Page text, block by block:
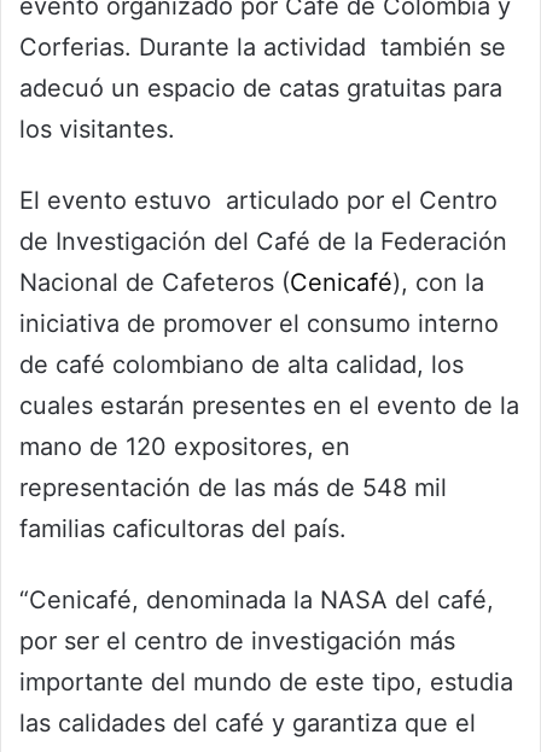
evento organizado por Café de Colombia y
Corferias. Durante la actividad también se
adecuó un espacio de catas gratuitas para
los visitantes.
El evento estuvo articulado por el Centro
de Investigación del Café de la Federación
Nacional de Cafeteros (Cenicafé), con la
iniciativa de promover el consumo interno
de café colombiano de alta calidad, los
cuales estarán presentes en el evento de la
mano de 120 expositores, en
representación de las más de 548 mil
familias caficultoras del país.
“Cenicafé, denominada la NASA del café,
por ser el centro de investigación más
importante del mundo de este tipo, estudia
las calidades del café y garantiza que el